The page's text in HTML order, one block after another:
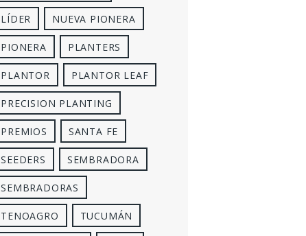
LÍDER NUEVA PIONERA
PIONERA PLANTERS
PLANTOR PLANTOR LEAF
PRECISION PLANTING
PREMIOS SANTA FE
SEEDERS SEMBRADORA
SEMBRADORAS
TENOAGRO TUCUMÁN